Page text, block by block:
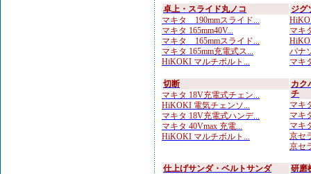
卓上・スライド丸ノコ
マキタ 190mmスライド...
マキタ 165mm40V...
マキタ 165mmスライド...
マキタ 165mm充電式ス...
HiKOKI マルチボルト...
ジグ
マキ
パナ
マキ
切断
マキタ 18V充電式チェン...
HiKOKI 電気チェンソ...
マキタ 18V充電式ハンデ...
マキタ 40Vmax 充電...
HiKOKI マルチボルト...
カク
チ
マキ
マキ
マキ
京セ
京セ
仕上げサンダ・ベルトサンダ
研磨